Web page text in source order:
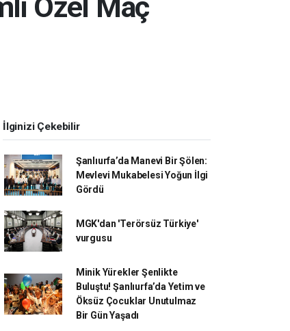
İlginizi Çekebilir
Şanlıurfa’da Manevi Bir Şölen:
Mevlevi Mukabelesi Yoğun İlgi
Gördü
MGK'dan 'Terörsüz Türkiye'
vurgusu
Minik Yürekler Şenlikte
Buluştu! Şanlıurfa’da Yetim ve
Öksüz Çocuklar Unutulmaz
Bir Gün Yaşadı